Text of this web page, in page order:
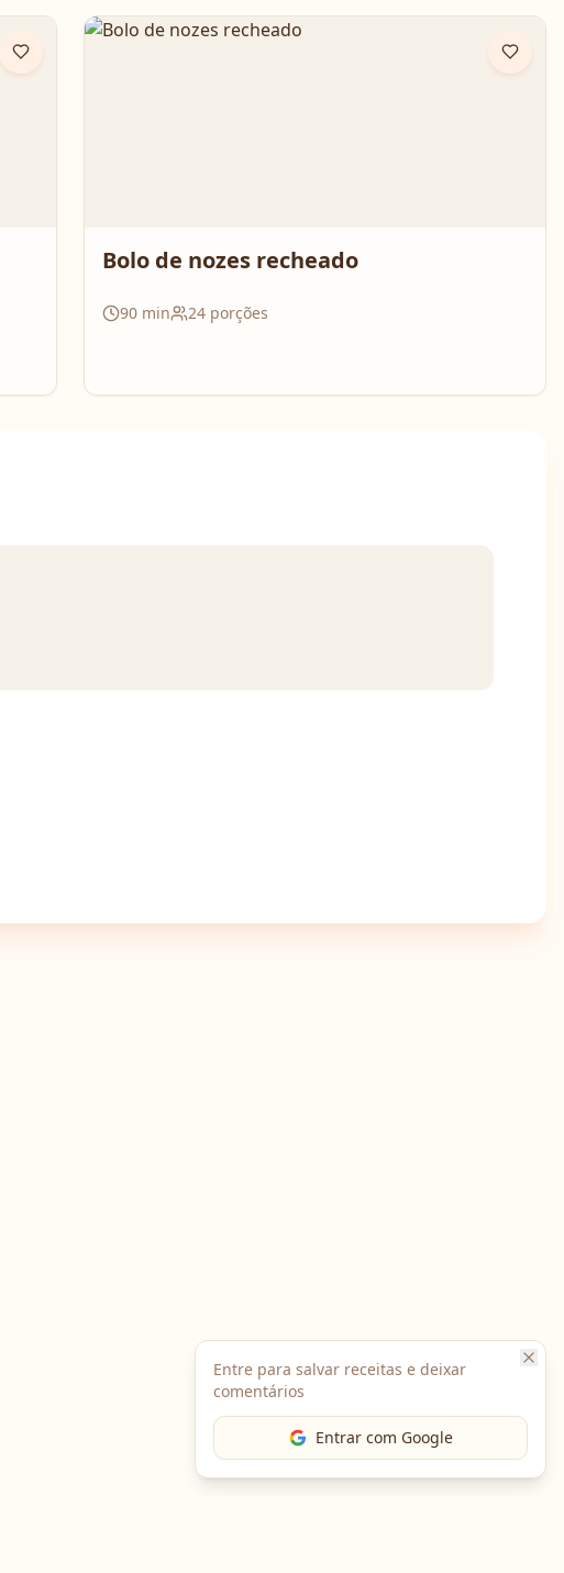
Entre para salvar receitas e deixar
comentários
Entrar com Google
Bolo de nozes recheado
90min 24porções